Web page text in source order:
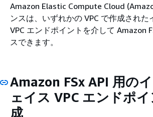
Amazon Elastic Compute Cloud
ンスは、いずれかの VPC で作成された
VPC エンドポイントを介して Amazon
スできます。
Amazon FSx API 用の
ェイス VPC エンドポ
成